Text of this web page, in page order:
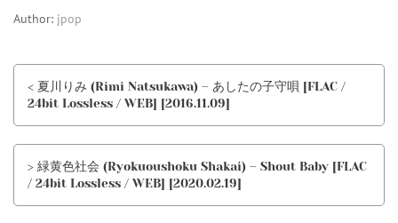
Author: jpop
< 夏川りみ (Rimi Natsukawa) – あしたの子守唄 [FLAC /
24bit Lossless / WEB] [2016.11.09]
> 緑黄色社会 (Ryokuoushoku Shakai) – Shout Baby [FLAC
/ 24bit Lossless / WEB] [2020.02.19]